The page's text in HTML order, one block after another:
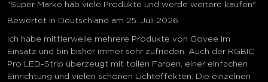
"Super Marke hab viele Produkte und werde weitere kaufen"
Bewertet in Deutschland am 25. Juli 2026
Ich habe mittlerweile mehrere Produkte von Govee im
Einsatz und bin bisher immer sehr zufrieden. Auch der RGBIC
Pro LED-Strip überzeugt mit tollen Farben, einer einfachen
Einrichtung und vielen schönen Lichteffekten. Die einzelnen